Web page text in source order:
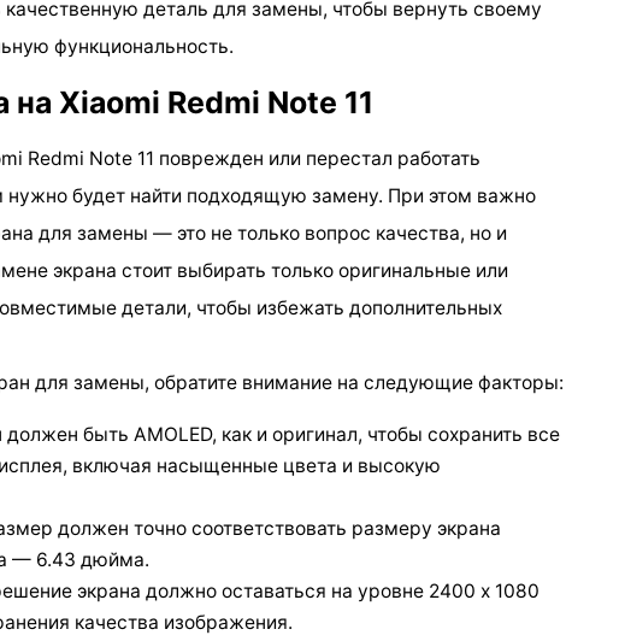
качественную деталь для замены, чтобы вернуть своему
функциональность.
на Xiaomi Redmi Note 11
Redmi Note 11 поврежден или перестал работать
будет найти подходящую замену. При этом важно
для замены — это не только вопрос качества, но и
экрана стоит выбирать только оригинальные или
детали, чтобы избежать дополнительных
для замены, обратите внимание на следующие факторы:
должен быть AMOLED, как и оригинал, чтобы сохранить все
включая насыщенные цвета и высокую
должен точно соответствовать размеру экрана
— 6.43 дюйма.
экрана должно оставаться на уровне 2400 x 1080
качества изображения.